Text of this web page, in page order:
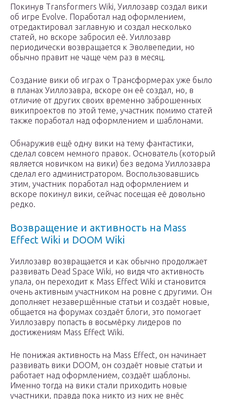
Покинув Transformers Wiki, Уиллозавр создал вики
об игре Evolve. Поработал над оформлением,
отредактировал заглавную и создал несколько
статей, но вскоре забросил её. Уиллозавр
периодически возвращается к Эволвепедии, но
обычно правит не чаще чем раз в месяц.
Создание вики об играх о Трансформерах уже было
в планах Уиллозавра, вскоре он её создал, но, в
отличие от других своих временно заброшенных
википроектов по этой теме, участник помимо статей
также поработал над оформлением и шаблонами.
Обнаружив ещё одну вики на тему фантастики,
сделал совсем немного правок. Основатель (который
является новичком на вики) без ведома Уиллозавра
сделал его администратором. Воспользовавшись
этим, участник поработал над оформлением и
вскоре покинул вики, сейчас посещая её довольно
редко.
Возвращение и активность на Mass
Effect Wiki и DOOM Wiki
Уиллозавр возвращается и как обычно продолжает
развивать Dead Space Wiki, но видя что активность
упала, он переходит к Mass Effect Wiki и становится
очень активным участником на ровне с другими. Он
дополняет незавершённые статьи и создаёт новые,
общается на форумах создаёт блоги, это помогает
Уиллозавру попасть в восьмёрку лидеров по
достижениям Mass Effect Wiki.
Не понижая активность на Mass Effect, он начинает
развивать вики DOOM, он создаёт новые статьи и
работает над оформлением, создаёт шаблоны.
Именно тогда на вики стали приходить новые
участники, правда пока никто из них не внёс